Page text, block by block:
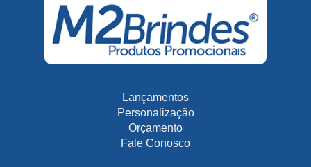
Lançamentos
Personalização
Orçamento
Fale Conosco